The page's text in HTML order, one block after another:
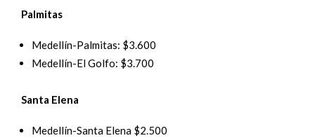
Palmitas
Medellín-Palmitas: $3.600
Medellín-El Golfo: $3.700
Santa Elena
Medellín-Santa Elena $2.500